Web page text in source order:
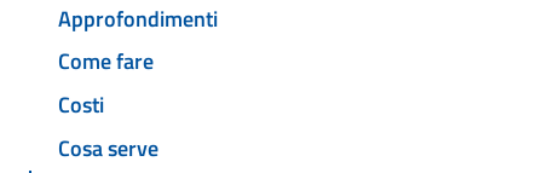
Approfondimenti
Come fare
Costi
Cosa serve